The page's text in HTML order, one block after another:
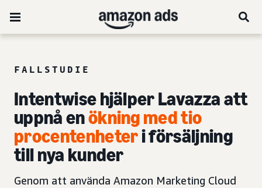
FALLSTUDIE
Intentwise hjälper Lavazza att
uppnå enökning med tio
procentenheteri försäljning
till nya kunder
Genom att använda Amazon Marketing Cloud